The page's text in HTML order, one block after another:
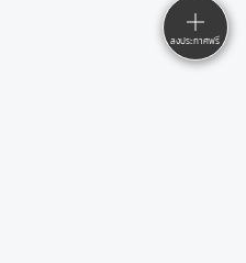
ลงประกาศฟรี